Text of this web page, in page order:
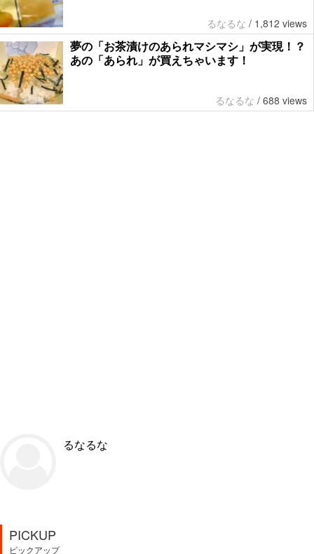
るなるな / 1,812 views
夢の「お茶漬けのあられマシマシ」が実現！？
あの「あられ」が買えちゃいます！
るなるな / 688 views
るなるな
PICKUP
ピックアップ